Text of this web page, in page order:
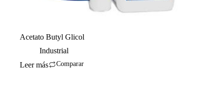
Acetato Butyl Glicol
Industrial
Leer más
Comparar